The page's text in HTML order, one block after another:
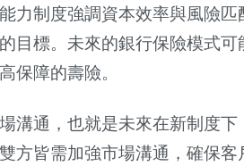
力制度強調資本效率與風險
目標。未來的銀行保險模式可
保障的壽險。
溝通，也就是未來在新制度下
方皆需加強市場溝通，確保客